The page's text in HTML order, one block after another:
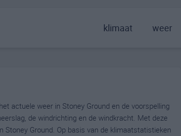
klimaat weer
actuele weer in Stoney Ground en de voorspelling
de windrichting en de windkracht. Met deze
Ground. Op basis van de klimaatstatistieken